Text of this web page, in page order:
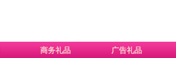
商务礼品 广告礼品